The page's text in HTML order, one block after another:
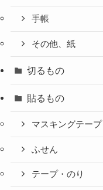
手帳
その他、紙
切るもの
貼るもの
マスキングテープ
ふせん
テープ・のり